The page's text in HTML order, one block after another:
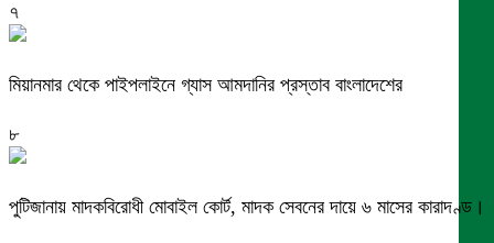
৭
মিয়ানমার থেকে পাইপলাইনে গ্যাস আমদানির প্রস্তাব বাংলাদেশের
৮
পুটিজানায় মাদকবিরোধী মোবাইল কোর্ট, মাদক সেবনের দায়ে ৬ মাসের কারাদণ্ড।